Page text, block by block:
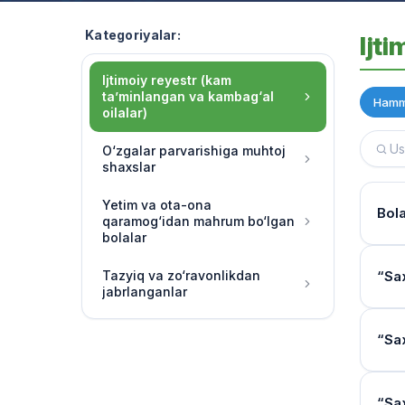
Kategoriyalar:
Ijtimoiy reyestr (kam
ta’minlangan va kambag‘al
oilalar)
O‘zgalar parvarishiga muhtoj
shaxslar
Yetim va ota-ona
qaramog‘idan mahrum bo‘lgan
bolalar
Tazyiq va zo‘ravonlikdan
jabrlanganlar